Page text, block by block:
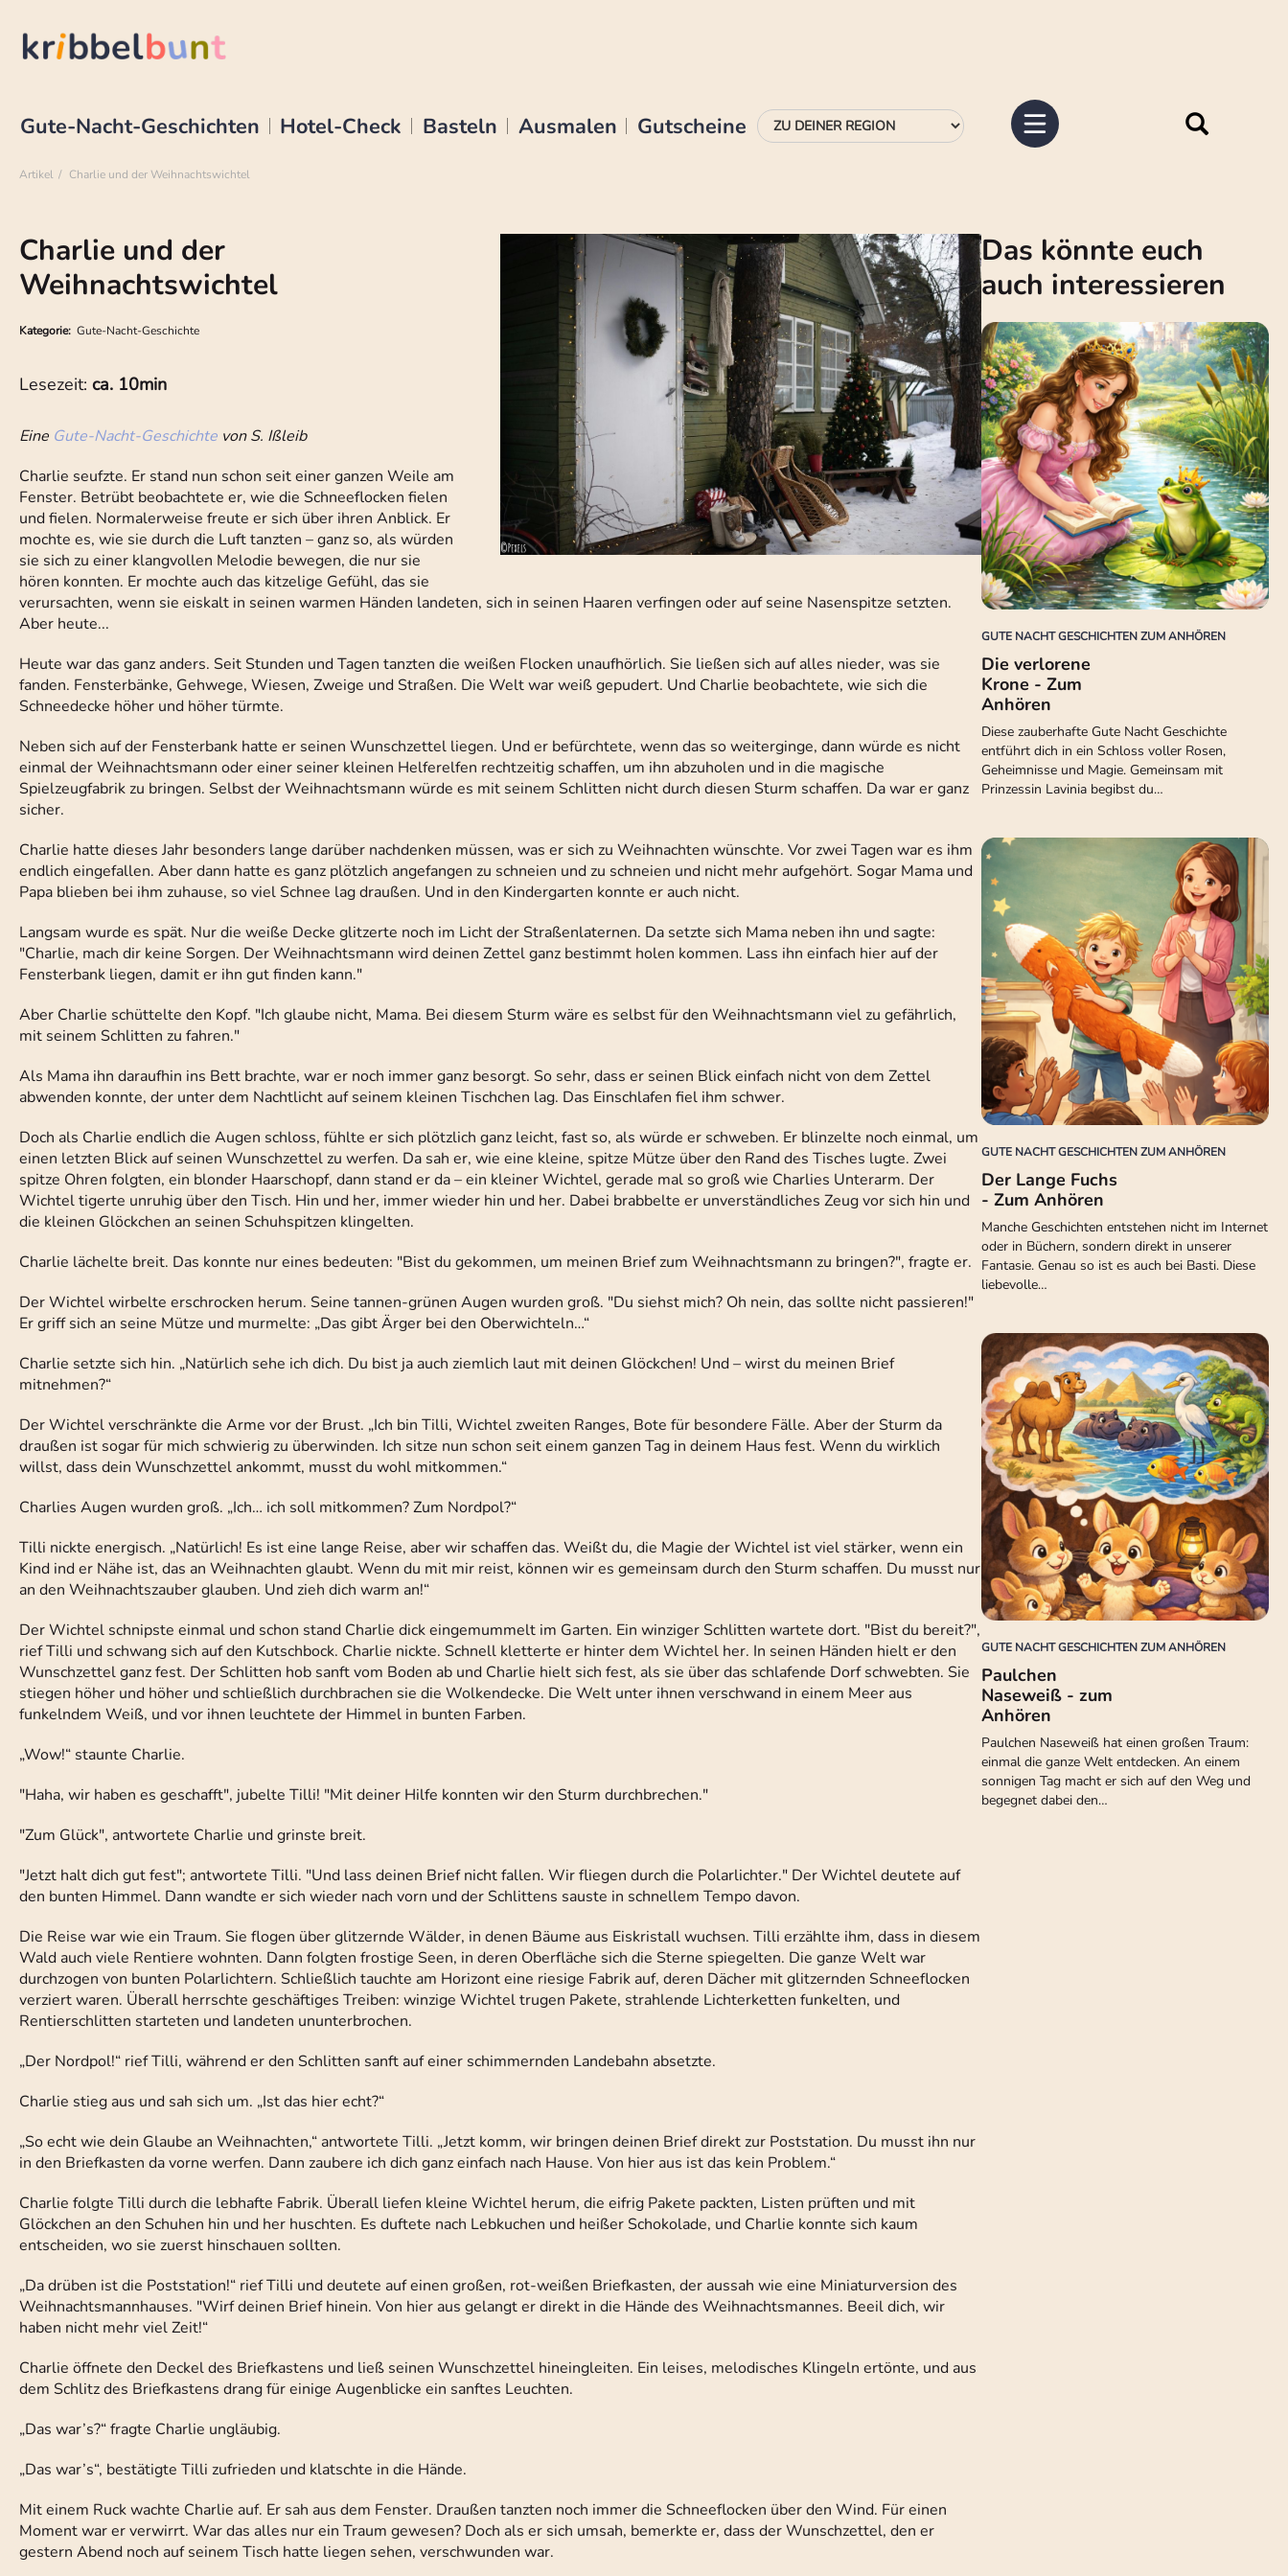
Gute-Nacht-Geschichten Hotel-Check Basteln Ausmalen Gutscheine
Artikel Charlie und der Weihnachtswichtel
Charlie und der
Weihnachtswichtel
Kategorie: Gute-Nacht-Geschichte
Lesezeit: ca. 10min
Eine Gute-Nacht-Geschichte von S. Ißleib
Charlie seufzte. Er stand nun schon seit einer ganzen Weile am
Fenster. Betrübt beobachtete er, wie die Schneeflocken fielen
und fielen. Normalerweise freute er sich über ihren Anblick. Er
mochte es, wie sie durch die Luft tanzten – ganz so, als würden
sie sich zu einer klangvollen Melodie bewegen, die nur sie
hören konnten. Er mochte auch das kitzelige Gefühl, das sie
verursachten, wenn sie eiskalt in seinen warmen Händen landeten, sich in seinen Haaren verfingen oder auf seine Nasenspitze setzten.
Aber heute...
Heute war das ganz anders. Seit Stunden und Tagen tanzten die weißen Flocken unaufhörlich. Sie ließen sich auf alles nieder, was sie
fanden. Fensterbänke, Gehwege, Wiesen, Zweige und Straßen. Die Welt war weiß gepudert. Und Charlie beobachtete, wie sich die
Schneedecke höher und höher türmte.
Neben sich auf der Fensterbank hatte er seinen Wunschzettel liegen. Und er befürchtete, wenn das so weiterginge, dann würde es nicht
einmal der Weihnachtsmann oder einer seiner kleinen Helferelfen rechtzeitig schaffen, um ihn abzuholen und in die magische
Spielzeugfabrik zu bringen. Selbst der Weihnachtsmann würde es mit seinem Schlitten nicht durch diesen Sturm schaffen. Da war er ganz
sicher.
Charlie hatte dieses Jahr besonders lange darüber nachdenken müssen, was er sich zu Weihnachten wünschte. Vor zwei Tagen war es ihm
endlich eingefallen. Aber dann hatte es ganz plötzlich angefangen zu schneien und zu schneien und nicht mehr aufgehört. Sogar Mama und
Papa blieben bei ihm zuhause, so viel Schnee lag draußen. Und in den Kindergarten konnte er auch nicht.
Langsam wurde es spät. Nur die weiße Decke glitzerte noch im Licht der Straßenlaternen. Da setzte sich Mama neben ihn und sagte:
"Charlie, mach dir keine Sorgen. Der Weihnachtsmann wird deinen Zettel ganz bestimmt holen kommen. Lass ihn einfach hier auf der
Fensterbank liegen, damit er ihn gut finden kann."
Aber Charlie schüttelte den Kopf. "Ich glaube nicht, Mama. Bei diesem Sturm wäre es selbst für den Weihnachtsmann viel zu gefährlich,
mit seinem Schlitten zu fahren."
Als Mama ihn daraufhin ins Bett brachte, war er noch immer ganz besorgt. So sehr, dass er seinen Blick einfach nicht von dem Zettel
abwenden konnte, der unter dem Nachtlicht auf seinem kleinen Tischchen lag. Das Einschlafen fiel ihm schwer.
Doch als Charlie endlich die Augen schloss, fühlte er sich plötzlich ganz leicht, fast so, als würde er schweben. Er blinzelte noch einmal, um
einen letzten Blick auf seinen Wunschzettel zu werfen. Da sah er, wie eine kleine, spitze Mütze über den Rand des Tisches lugte. Zwei
spitze Ohren folgten, ein blonder Haarschopf, dann stand er da – ein kleiner Wichtel, gerade mal so groß wie Charlies Unterarm. Der
Wichtel tigerte unruhig über den Tisch. Hin und her, immer wieder hin und her. Dabei brabbelte er unverständliches Zeug vor sich hin und
die kleinen Glöckchen an seinen Schuhspitzen klingelten.
Charlie lächelte breit. Das konnte nur eines bedeuten: "Bist du gekommen, um meinen Brief zum Weihnachtsmann zu bringen?", fragte er.
Der Wichtel wirbelte erschrocken herum. Seine tannen-grünen Augen wurden groß. "Du siehst mich? Oh nein, das sollte nicht passieren!"
Er griff sich an seine Mütze und murmelte: „Das gibt Ärger bei den Oberwichteln…“
Charlie setzte sich hin. „Natürlich sehe ich dich. Du bist ja auch ziemlich laut mit deinen Glöckchen! Und – wirst du meinen Brief
mitnehmen?“
Der Wichtel verschränkte die Arme vor der Brust. „Ich bin Tilli, Wichtel zweiten Ranges, Bote für besondere Fälle. Aber der Sturm da
draußen ist sogar für mich schwierig zu überwinden. Ich sitze nun schon seit einem ganzen Tag in deinem Haus fest. Wenn du wirklich
willst, dass dein Wunschzettel ankommt, musst du wohl mitkommen.“
Charlies Augen wurden groß. „Ich… ich soll mitkommen? Zum Nordpol?“
Tilli nickte energisch. „Natürlich! Es ist eine lange Reise, aber wir schaffen das. Weißt du, die Magie der Wichtel ist viel stärker, wenn ein
Kind ind er Nähe ist, das an Weihnachten glaubt. Wenn du mit mir reist, können wir es gemeinsam durch den Sturm schaffen. Du musst nur
an den Weihnachtszauber glauben. Und zieh dich warm an!“
Der Wichtel schnipste einmal und schon stand Charlie dick eingemummelt im Garten. Ein winziger Schlitten wartete dort. "Bist du bereit?",
rief Tilli und schwang sich auf den Kutschbock. Charlie nickte. Schnell kletterte er hinter dem Wichtel her. In seinen Händen hielt er den
Wunschzettel ganz fest. Der Schlitten hob sanft vom Boden ab und Charlie hielt sich fest, als sie über das schlafende Dorf schwebten. Sie
stiegen höher und höher und schließlich durchbrachen sie die Wolkendecke. Die Welt unter ihnen verschwand in einem Meer aus
funkelndem Weiß, und vor ihnen leuchtete der Himmel in bunten Farben.
„Wow!“ staunte Charlie.
"Haha, wir haben es geschafft", jubelte Tilli! "Mit deiner Hilfe konnten wir den Sturm durchbrechen."
"Zum Glück", antwortete Charlie und grinste breit.
"Jetzt halt dich gut fest"; antwortete Tilli. "Und lass deinen Brief nicht fallen. Wir fliegen durch die Polarlichter." Der Wichtel deutete auf
den bunten Himmel. Dann wandte er sich wieder nach vorn und der Schlittens sauste in schnellem Tempo davon.
Die Reise war wie ein Traum. Sie flogen über glitzernde Wälder, in denen Bäume aus Eiskristall wuchsen. Tilli erzählte ihm, dass in diesem
Wald auch viele Rentiere wohnten. Dann folgten frostige Seen, in deren Oberfläche sich die Sterne spiegelten. Die ganze Welt war
durchzogen von bunten Polarlichtern. Schließlich tauchte am Horizont eine riesige Fabrik auf, deren Dächer mit glitzernden Schneeflocken
verziert waren. Überall herrschte geschäftiges Treiben: winzige Wichtel trugen Pakete, strahlende Lichterketten funkelten, und
Rentierschlitten starteten und landeten ununterbrochen.
„Der Nordpol!“ rief Tilli, während er den Schlitten sanft auf einer schimmernden Landebahn absetzte.
Charlie stieg aus und sah sich um. „Ist das hier echt?“
„So echt wie dein Glaube an Weihnachten,“ antwortete Tilli. „Jetzt komm, wir bringen deinen Brief direkt zur Poststation. Du musst ihn nur
in den Briefkasten da vorne werfen. Dann zaubere ich dich ganz einfach nach Hause. Von hier aus ist das kein Problem.“
Charlie folgte Tilli durch die lebhafte Fabrik. Überall liefen kleine Wichtel herum, die eifrig Pakete packten, Listen prüften und mit
Glöckchen an den Schuhen hin und her huschten. Es duftete nach Lebkuchen und heißer Schokolade, und Charlie konnte sich kaum
entscheiden, wo sie zuerst hinschauen sollten.
„Da drüben ist die Poststation!“ rief Tilli und deutete auf einen großen, rot-weißen Briefkasten, der aussah wie eine Miniaturversion des
Weihnachtsmannhauses. "Wirf deinen Brief hinein. Von hier aus gelangt er direkt in die Hände des Weihnachtsmannes. Beeil dich, wir
haben nicht mehr viel Zeit!“
Charlie öffnete den Deckel des Briefkastens und ließ seinen Wunschzettel hineingleiten. Ein leises, melodisches Klingeln ertönte, und aus
dem Schlitz des Briefkastens drang für einige Augenblicke ein sanftes Leuchten.
„Das war’s?“ fragte Charlie ungläubig.
„Das war’s“, bestätigte Tilli zufrieden und klatschte in die Hände.
Mit einem Ruck wachte Charlie auf. Er sah aus dem Fenster. Draußen tanzten noch immer die Schneeflocken über den Wind. Für einen
Moment war er verwirrt. War das alles nur ein Traum gewesen? Doch als er sich umsah, bemerkte er, dass der Wunschzettel, den er
gestern Abend noch auf seinem Tisch hatte liegen sehen, verschwunden war.
Das könnte euch
auch interessieren
GUTE NACHT GESCHICHTEN ZUM ANHÖREN
Die verlorene
Krone - Zum
Anhören
Diese zauberhafte Gute Nacht Geschichte
entführt dich in ein Schloss voller Rosen,
Geheimnisse und Magie. Gemeinsam mit
Prinzessin Lavinia begibst du…
GUTE NACHT GESCHICHTEN ZUM ANHÖREN
Der Lange Fuchs
- Zum Anhören
Manche Geschichten entstehen nicht im Internet
oder in Büchern, sondern direkt in unserer
Fantasie. Genau so ist es auch bei Basti. Diese
liebevolle…
GUTE NACHT GESCHICHTEN ZUM ANHÖREN
Paulchen
Naseweiß - zum
Anhören
Paulchen Naseweiß hat einen großen Traum:
einmal die ganze Welt entdecken. An einem
sonnigen Tag macht er sich auf den Weg und
begegnet dabei den…